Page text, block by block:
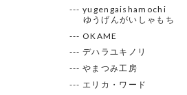
--- yugengaishamochi
ゆうげんがいしゃもち
--- OKAME
--- デハラユキノリ
--- やまつみ工房
--- エリカ・ワード